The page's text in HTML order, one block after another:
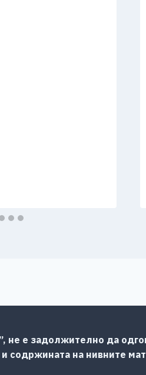
не е задолжително да
содржината на нивните